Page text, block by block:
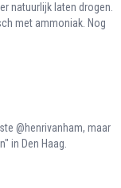
natuurlijk laten drogen.
met ammoniak. Nog
@henrivanham, maar
in Den Haag.